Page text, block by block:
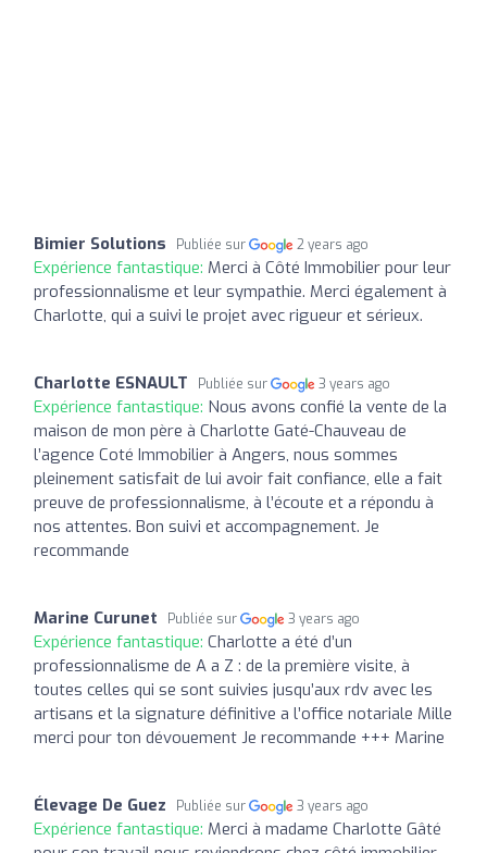
Bimier Solutions Publiée sur 2 years ago
Expérience fantastique: Merci à Côté Immobilier pour leur
professionnalisme et leur sympathie. Merci également à
Charlotte, qui a suivi le projet avec rigueur et sérieux.
Charlotte ESNAULT Publiée sur 3 years ago
Expérience fantastique: Nous avons confié la vente de la
maison de mon père à Charlotte Gaté-Chauveau de
l’agence Coté Immobilier à Angers, nous sommes
pleinement satisfait de lui avoir fait confiance, elle a fait
preuve de professionnalisme, à l’écoute et a répondu à
nos attentes. Bon suivi et accompagnement. Je
recommande
Marine Curunet Publiée sur 3 years ago
Expérience fantastique: Charlotte a été d’un
professionnalisme de A a Z : de la première visite, à
toutes celles qui se sont suivies jusqu’aux rdv avec les
artisans et la signature définitive a l’office notariale Mille
merci pour ton dévouement Je recommande +++ Marine
Élevage De Guez Publiée sur 3 years ago
Expérience fantastique: Merci à madame Charlotte Gâté